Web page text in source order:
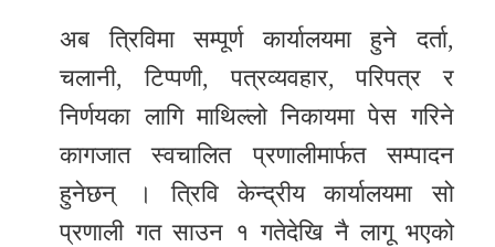
English
अब त्रिविमा सम्पूर्ण कार्यालयमा हुने दर्ता,
चलानी, टिप्पणी, पत्रव्यवहार, परिपत्र र
निर्णयका लागि माथिल्लो निकायमा पेस गरिने
कागजात स्वचालित प्रणालीमार्फत सम्पादन
हुनेछन् । त्रिवि केन्द्रीय कार्यालयमा सो
प्रणाली गत साउन १ गतेदेखि नै लागू भएको